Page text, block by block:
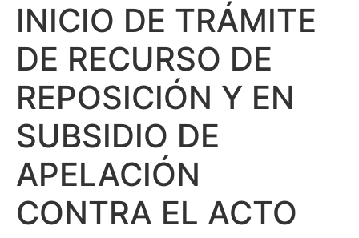
INICIO DE TRÁMITE
DE RECURSO DE
REPOSICIÓN Y EN
SUBSIDIO DE
APELACIÓN
CONTRA EL ACTO